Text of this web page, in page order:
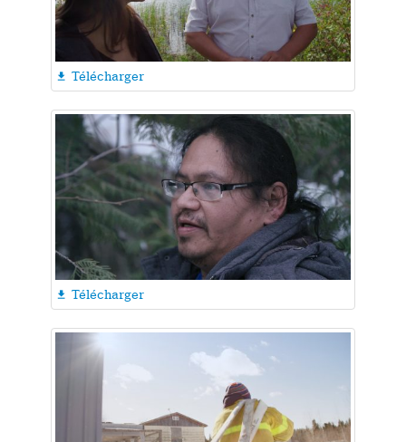
 Télécharger
 Télécharger